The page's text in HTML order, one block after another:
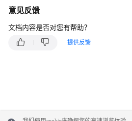
座
集
意见反馈
文档内容是否对您有帮助？
提供反馈